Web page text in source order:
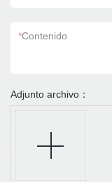
*Contenido
Adjunto archivo：